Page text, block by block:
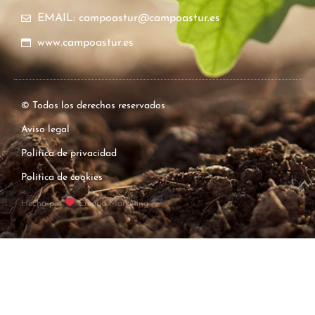
EMAIL: campoastur@campoastur.es
www.campoastur.es
© Todos los derechos reservados
Aviso legal
Política de privacidad
Política de cookies
Hecha por Crearia Marketing